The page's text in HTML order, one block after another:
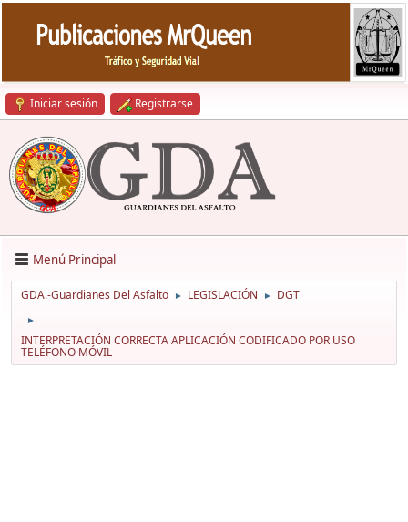
Iniciar sesión Registrarse
Menú Principal
GDA.-Guardianes Del Asfalto ► LEGISLACIÓN ► DGT
►
INTERPRETACIÓN CORRECTA APLICACIÓN CODIFICADO POR USO
TELÉFONO MÓVIL